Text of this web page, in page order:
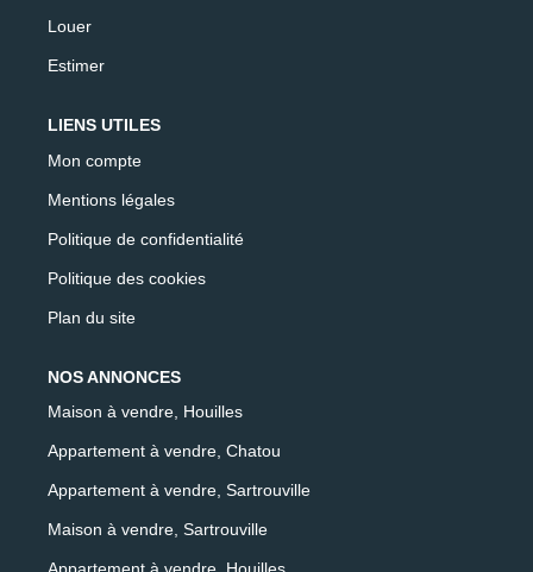
Louer
Estimer
LIENS UTILES
Mon compte
Mentions légales
Politique de confidentialité
Politique des cookies
Plan du site
NOS ANNONCES
Maison à vendre, Houilles
Appartement à vendre, Chatou
Appartement à vendre, Sartrouville
Maison à vendre, Sartrouville